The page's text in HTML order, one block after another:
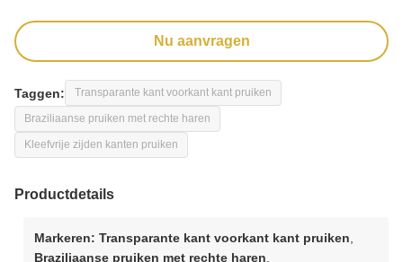
Nu aanvragen
Taggen: Transparante kant voorkant kant pruiken
Braziliaanse pruiken met rechte haren
Kleefvrije zijden kanten pruiken
Productdetails
Markeren: Transparante kant voorkant kant pruiken
Braziliaanse pruiken met rechte haren